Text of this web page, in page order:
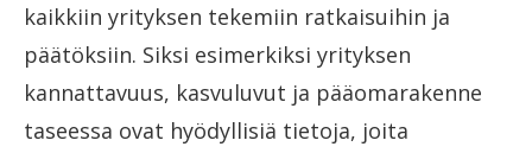
kaikkiin yrityksen tekemiin ratkaisuihin ja
päätöksiin. Siksi esimerkiksi yrityksen
kannattavuus, kasvuluvut ja pääomarakenne
taseessa ovat hyödyllisiä tietoja, joita